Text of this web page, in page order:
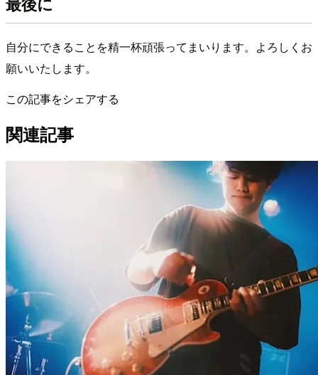
自分にできることを精一杯頑張ってまいります。よろしくお
願いいたします。
この記事をシェアする
関連記事